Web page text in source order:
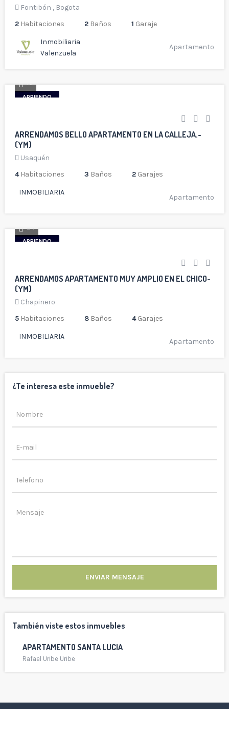
Fontibón , Bogota
2 Habitaciones 2 Baños 1 Garaje
Inmobiliaria
Valenzuela
Apartamento
ARRIENDO
16
ARRENDAMOS BELLO APARTAMENTO EN LA CALLEJA.-
(YM)
Usaquén
4Habitaciones 3 Baños 2 Garajes
INMOBILIARIA
Apartamento
ARRIENDO
24
ARRENDAMOS APARTAMENTO MUY AMPLIO EN EL CHICO-
(YM)
Chapinero
5 Habitaciones 8 Baños 4Garajes
INMOBILIARIA
Apartamento
¿Te interesa este inmueble?
ENVIAR MENSAJE
También viste estos inmuebles
APARTAMENTO SANTA LUCIA
Rafael Uribe Uribe